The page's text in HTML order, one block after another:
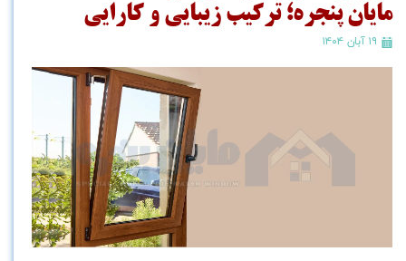
مایان پنجره؛ ترکیب زیبایی و کارایی
۱۹ آبان ۱۴۰۴